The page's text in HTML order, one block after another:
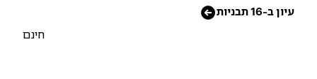
ב-16 תבניות